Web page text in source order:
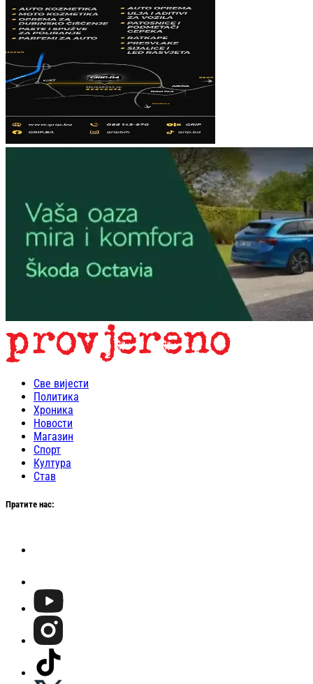
Све вијести
Политика
Хроника
Новости
Магазин
Спорт
Култура
Став
Пратите нас: